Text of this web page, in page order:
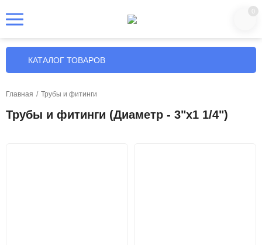
0
КАТАЛОГ ТОВАРОВ
Главная / Трубы и фитинги
Трубы и фитинги (Диаметр - 3"х1 1/4")